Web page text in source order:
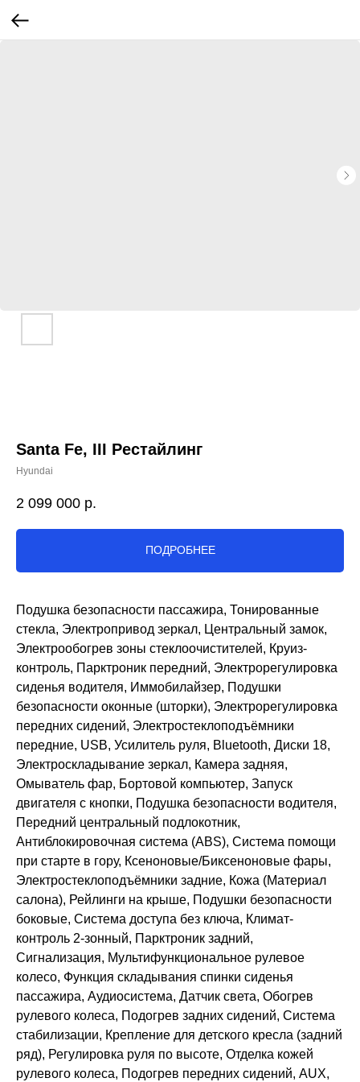
Santa Fe, III Рестайлинг
Hyundai
2 099 000 р.
ПОДРОБНЕЕ
Подушка безопасности пассажира, Тонированные
стекла, Электропривод зеркал, Центральный замок,
Электрообогрев зоны стеклоочистителей, Круиз-
контроль, Парктроник передний, Электрорегулировка
сиденья водителя, Иммобилайзер, Подушки
безопасности оконные (шторки), Электрорегулировка
передних сидений, Электростеклоподъёмники
передние, USB, Усилитель руля, Bluetooth, Диски 18,
Электроскладывание зеркал, Камера задняя,
Омыватель фар, Бортовой компьютер, Запуск
двигателя с кнопки, Подушка безопасности водителя,
Передний центральный подлокотник,
Антиблокировочная система (ABS), Система помощи
при старте в гору, Ксеноновые/Биксеноновые фары,
Электростеклоподъёмники задние, Кожа (Материал
салона), Рейлинги на крыше, Подушки безопасности
боковые, Система доступа без ключа, Климат-
контроль 2-зонный, Парктроник задний,
Сигнализация, Мультифункциональное рулевое
колесо, Функция складывания спинки сиденья
пассажира, Аудиосистема, Датчик света, Обогрев
рулевого колеса, Подогрев задних сидений, Система
стабилизации, Крепление для детского кресла (задний
ряд), Регулировка руля по высоте, Отделка кожей
рулевого колеса, Подогрев передних сидений, AUX,